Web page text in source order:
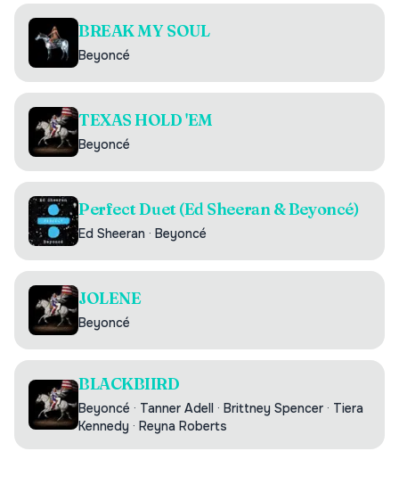
BREAK MY SOUL
Beyoncé
TEXAS HOLD 'EM
Beyoncé
Perfect Duet (Ed Sheeran & Beyoncé)
Ed Sheeran · Beyoncé
JOLENE
Beyoncé
BLACKBIIRD
Beyoncé · Tanner Adell · Brittney Spencer · Tiera
Kennedy · Reyna Roberts